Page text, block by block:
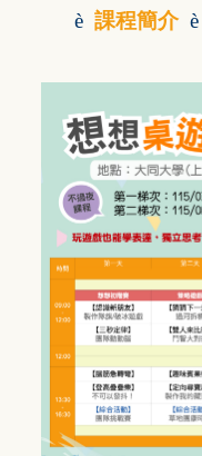
è 課程簡介 è